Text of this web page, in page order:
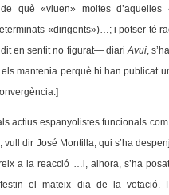
què «viuen» moltes d’aquelles
«dirigents»)…; i potser té
en sentit no figurat— diariAvui,
els mantenia perquè hi han publicat
actius espanyolistes funcionals
vull dir José Montilla, qui s’ha
a la reacció …i, alhora, s’ha
el mateix dia de la votació.